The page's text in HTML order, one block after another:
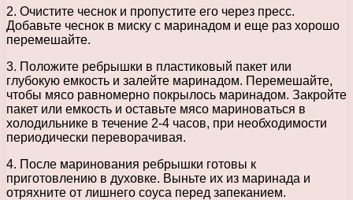
2. Очистите чеснок и пропустите его через пресс.
Добавьте чеснок в миску с маринадом и еще раз хорошо
перемешайте.
3. Положите ребрышки в пластиковый пакет или
глубокую емкость и залейте маринадом. Перемешайте,
чтобы мясо равномерно покрылось маринадом. Закройте
пакет или емкость и оставьте мясо мариноваться в
холодильнике в течение 2-4 часов, при необходимости
периодически переворачивая.
4. После маринования ребрышки готовы к
приготовлению в духовке. Выньте их из маринада и
отряхните от лишнего соуса перед запеканием.